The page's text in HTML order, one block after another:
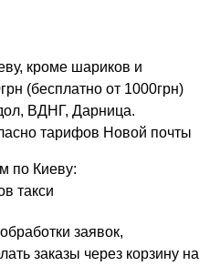
кроме шариков и
(бесплатно от 1000грн)
ВДНГ, Дарница.
тарифов Новой почты
по Киеву:
такси
обработки заявок,
заказы через корзину на